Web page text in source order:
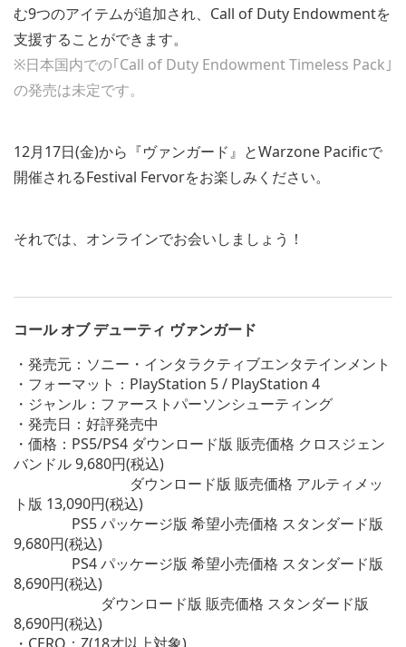
む9つのアイテムが追加され、Call of Duty Endowmentを
支援することができます。
※日本国内での｢Call of Duty Endowment Timeless Pack｣
の発売は未定です。
12月17日(金)から『ヴァンガード』とWarzone Pacificで
開催されるFestival Fervorをお楽しみください。
それでは、オンラインでお会いしましょう！
コール オブ デューティ ヴァンガード
・発売元：ソニー・インタラクティブエンタテインメント
・フォーマット：PlayStation 5 / PlayStation 4
・ジャンル：ファーストパーソンシューティング
・発売日：好評発売中
・価格：PS5/PS4 ダウンロード版 販売価格 クロスジェン
バンドル 9,680円(税込)
ダウンロード版 販売価格 アルティメッ
ト版 13,090円(税込)
PS5 パッケージ版 希望小売価格 スタンダード版
9,680円(税込)
PS4 パッケージ版 希望小売価格 スタンダード版
8,690円(税込)
ダウンロード版 販売価格 スタンダード版
8,690円(税込)